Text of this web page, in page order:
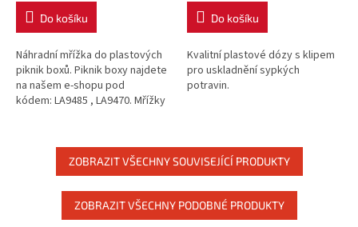
Do košíku
Náhradní mřížka do plastových
piknik boxů. Piknik boxy najdete
na našem e-shopu pod
kódem: LA9485 , LA9470. Mřížky
Do košíku
Kvalitní plastové dózy s klipem
pro uskladnění sypkých
potravin.
ZOBRAZIT VŠECHNY SOUVISEJÍCÍ PRODUKTY
ZOBRAZIT VŠECHNY PODOBNÉ PRODUKTY